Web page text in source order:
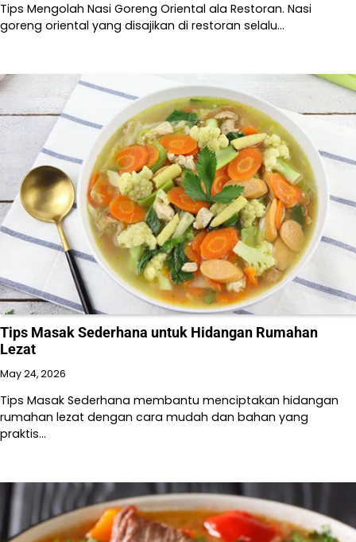
Tips Mengolah Nasi Goreng Oriental ala Restoran. Nasi
goreng oriental yang disajikan di restoran selalu…
Tips Masak Sederhana untuk Hidangan Rumahan
Lezat
May 24, 2026
Tips Masak Sederhana membantu menciptakan hidangan
rumahan lezat dengan cara mudah dan bahan yang
praktis…